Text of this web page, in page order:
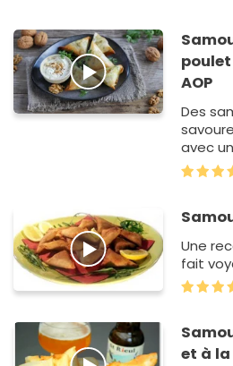
AOP
Des
avec
Une
fait
et à